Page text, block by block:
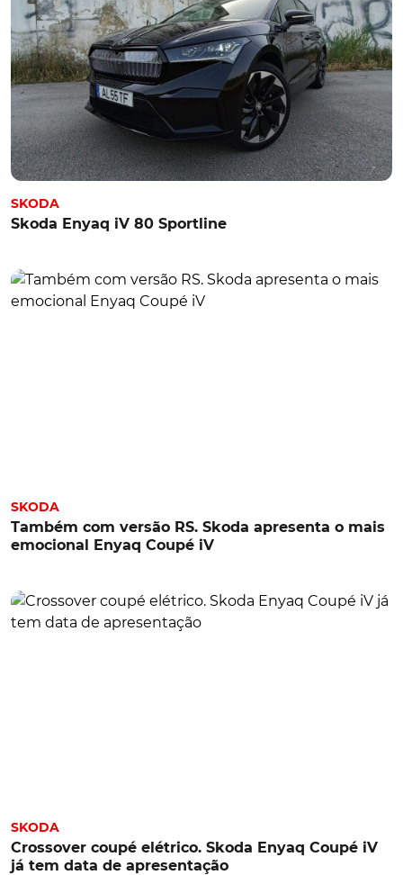
SKODA
Skoda Enyaq iV 80 Sportline
SKODA
Também com versão RS. Skoda apresenta o mais
emocional Enyaq Coupé iV
SKODA
Crossover coupé elétrico. Skoda Enyaq Coupé iV
já tem data de apresentação